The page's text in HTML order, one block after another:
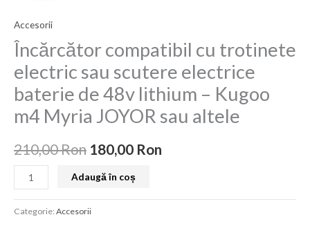
Accesorii
Încărcător compatibil cu trotinete
electric sau scutere electrice
baterie de 48v lithium – Kugoo
m4 Myria JOYOR sau altele
210,00Ron
fost:
210,00 Ron.
180,00 Ron
180,00 Ron.
cu
trotinete
sau
scutere
electrice
de
48v
lithium
-
Kugoo
Adaugă în coș
Categorie:Accesorii